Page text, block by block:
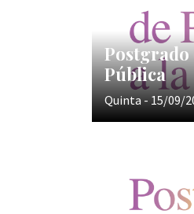
Postgrado
Pública
Quinta - 15/09/